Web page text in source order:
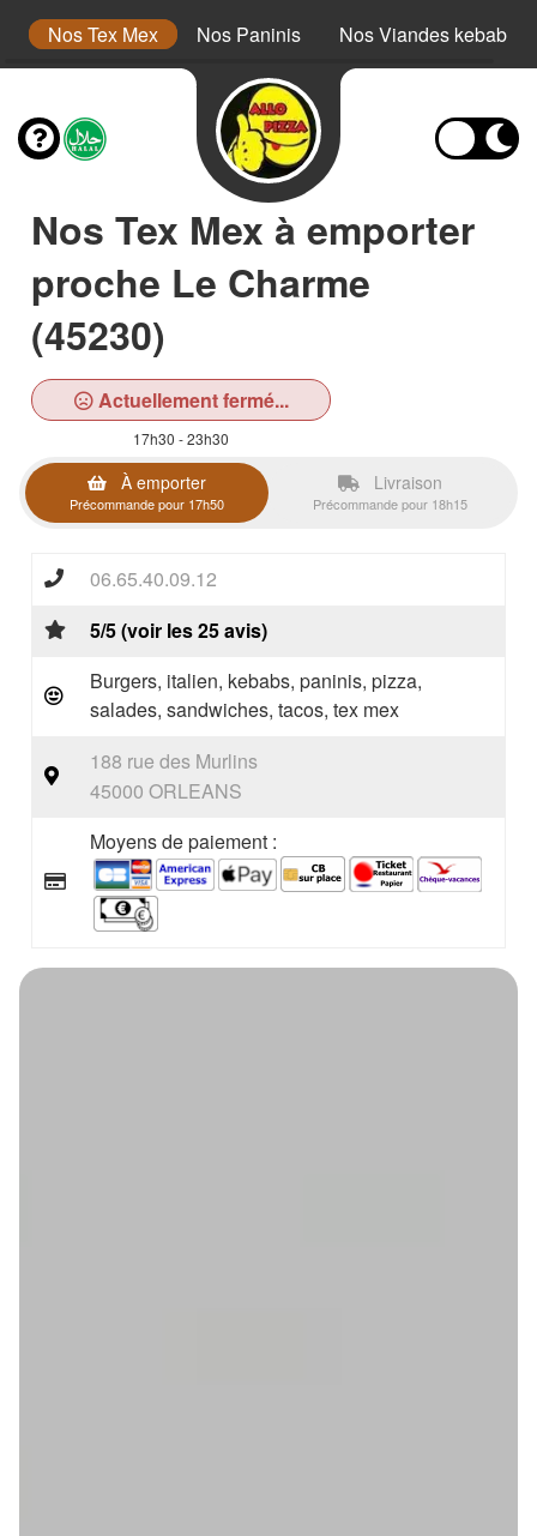
Nos Tex Mex Nos Paninis Nos Viandes kebab
Nos Tex Mex à emporter
proche Le Charme
(45230)
Actuellement fermé...
17h30 - 23h30
À emporter
Précommande pour 17h50
Livraison
Précommande pour 18h15
06.65.40.09.12
5/5 (voir les 25 avis)
Burgers, italien, kebabs, paninis, pizza,
salades, sandwiches, tacos, tex mex
188 rue des Murlins
45000 ORLEANS
Moyens de paiement :